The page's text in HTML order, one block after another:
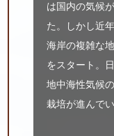
は国内の気候
た。しかし近
海岸の複雑な
をスタート。
地中海性気候
栽培が進んでい